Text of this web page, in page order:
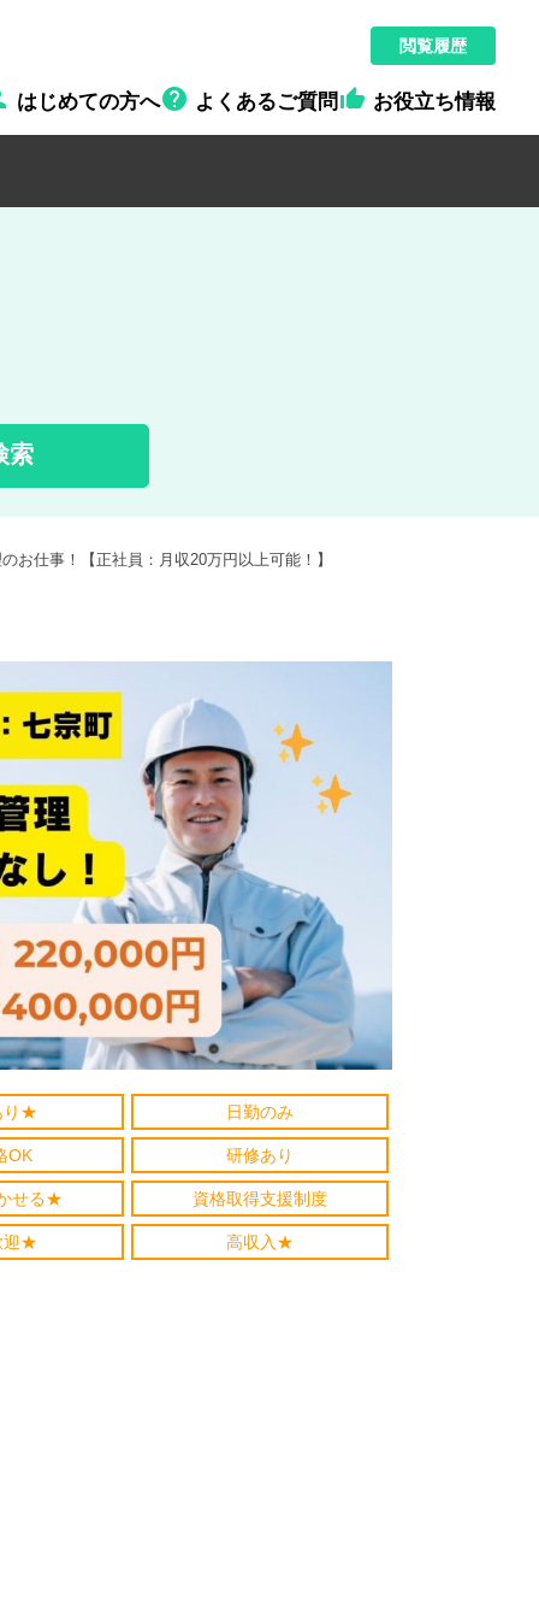
閲覧履歴
はじめての方へ よくあるご質問  お役立ち情報
索
お仕事！【正社員：月収20万円以上可能！】
り★ 日勤のみ
OK 研修あり
せる★ 資格取得支援制度
迎★ 高収入★